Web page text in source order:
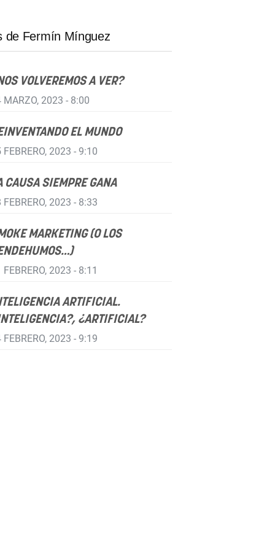
de Fermín Mínguez
VOLVEREMOS A VER?
MARZO, 2023 - 8:00
EL MUNDO
FEBRERO, 2023 - 9:10
CAUSA SIEMPRE GANA
FEBRERO, 2023 - 8:33
MARKETING (O LOS
FEBRERO, 2023 - 8:11
ARTIFICIAL.
¿ARTIFICIAL?
FEBRERO, 2023 - 9:19